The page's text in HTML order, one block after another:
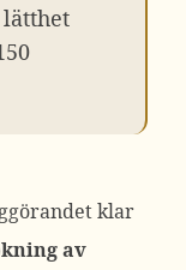
klar
av